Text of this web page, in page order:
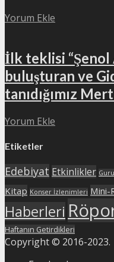
Yorum Ekle
İlk teklisi
buluşturan ve
tanıdığımız
Yorum Ekle
Etiketler
Edebiyat Etkinlikler
Kitap Konser İzlenimleri Mini-
Haberleri
Haftanın Getirdikleri
Copyright © 2016-2023.